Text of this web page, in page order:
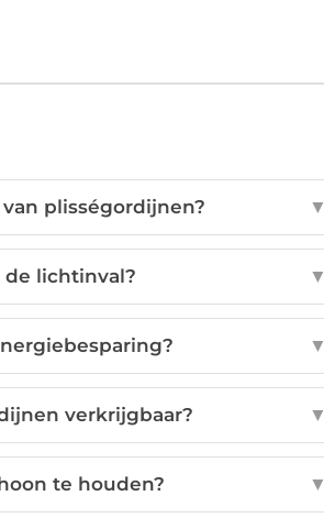
plisségordijnen? ▼
lichtinval? ▼
▼
verkrijgbaar? ▼
te houden? ▼